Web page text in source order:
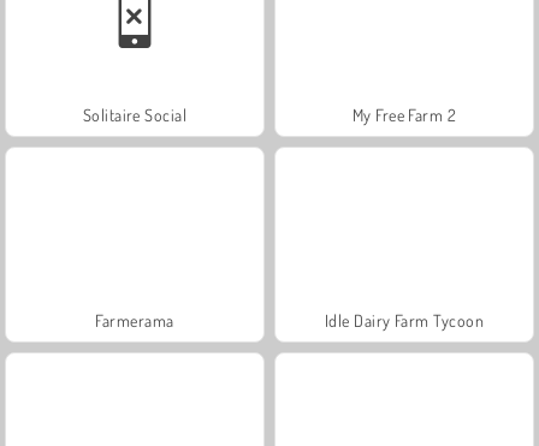
Solitaire Social My Free Farm 2
Farmerama Idle Dairy Farm Tycoon